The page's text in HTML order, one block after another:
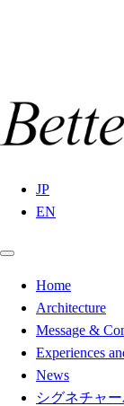
JP
EN
Home
Architecture
Message &
Experiences
News
シグネチャ